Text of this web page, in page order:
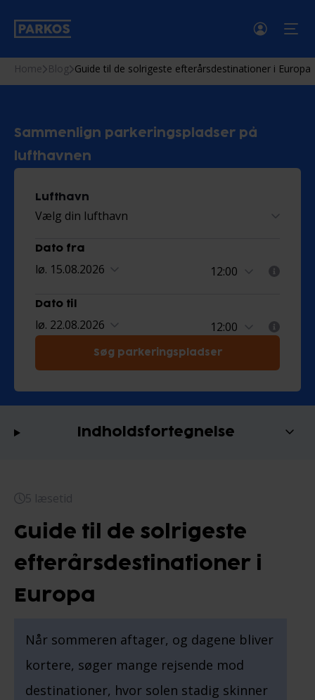
Home Blog Guide til de solrigeste efterårsdestinationer i Europa
Sammenlign parkeringspladser på
lufthavnen
Lufthavn
Vælg din lufthavn
Dato fra
lø. 15.08.2026
Dato til
lø. 22.08.2026
Søg parkeringspladser
5 læsetid
Guide til de solrigeste
efterårsdestinationer i
Europa
Når sommeren aftager, og dagene bliver
kortere, søger mange rejsende mod
destinationer, hvor solen stadig skinner
Indholdsfortegnelse